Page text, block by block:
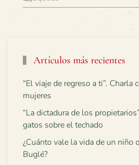
Artículos más recientes
“El viaje de regreso a ti”. Charla
mujeres
“La dictadura de los
gatos sobre el techado
¿Cuánto vale la vida de un niño
Buglé?